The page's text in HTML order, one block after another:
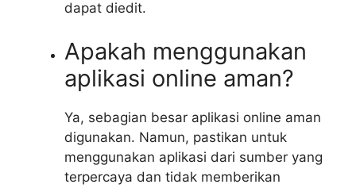
dapat diedit.
Apakah menggunakan
aplikasi online aman?
Ya, sebagian besar aplikasi online aman
digunakan. Namun, pastikan untuk
menggunakan aplikasi dari sumber yang
terpercaya dan tidak memberikan